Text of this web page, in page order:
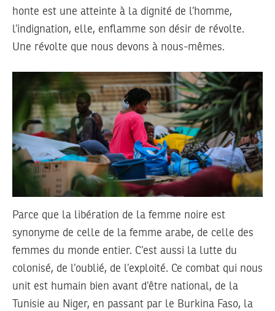
honte est une atteinte à la dignité de l’homme,
l’indignation, elle, enflamme son désir de révolte.
Une révolte que nous devons à nous-mêmes.
Parce que la libération de la femme noire est
synonyme de celle de la femme arabe, de celle des
femmes du monde entier. C’est aussi la lutte du
colonisé, de l’oublié, de l’exploité. Ce combat qui nous
unit est humain bien avant d’être national, de la
Tunisie au Niger, en passant par le Burkina Faso, la